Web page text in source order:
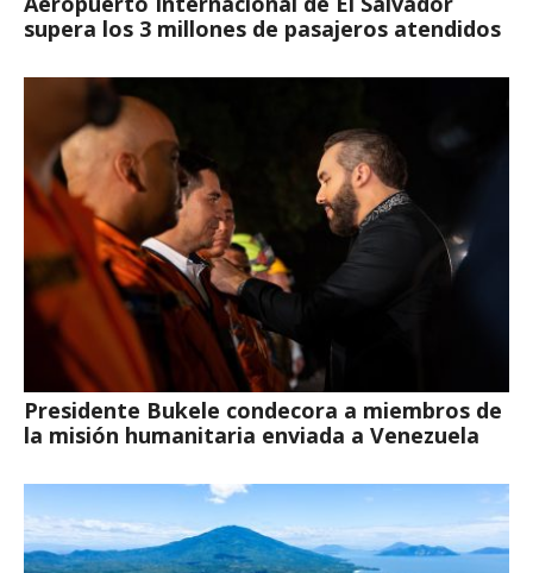
supera los 3 millones de pasajeros atendidos
Presidente Bukele condecora a miembros de
la misión humanitaria enviada a Venezuela